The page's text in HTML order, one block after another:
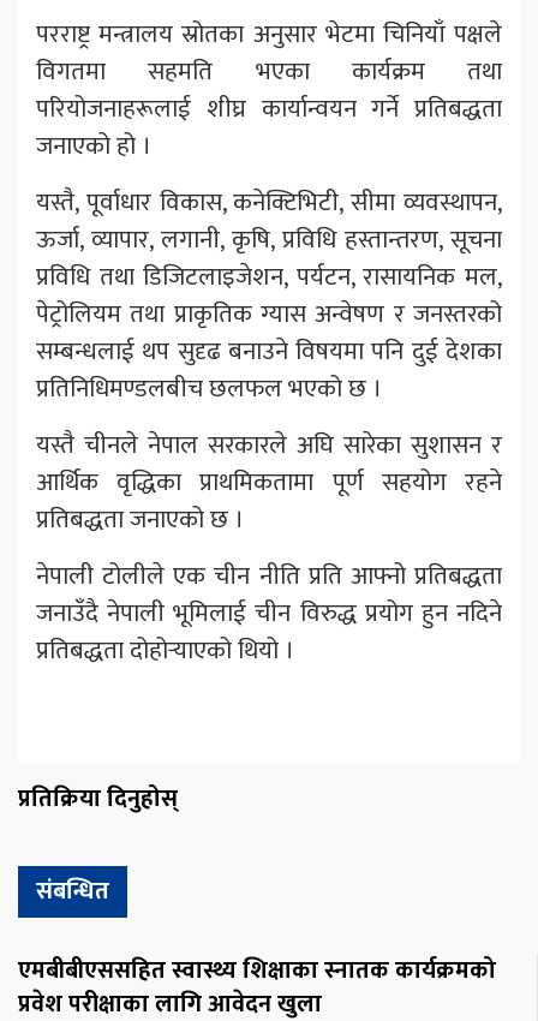
परराष्ट्र मन्त्रालय स्रोतका अनुसार भेटमा चिनियाँ पक्षले
विगतमा सहमति भएका कार्यक्रम तथा
परियोजनाहरूलाई शीघ्र कार्यान्वयन गर्ने प्रतिबद्धता
जनाएको हो ।
यस्तै, पूर्वाधार विकास, कनेक्टिभिटी, सीमा व्यवस्थापन,
ऊर्जा, व्यापार, लगानी, कृषि, प्रविधि हस्तान्तरण, सूचना
प्रविधि तथा डिजिटलाइजेशन, पर्यटन, रासायनिक मल,
पेट्रोलियम तथा प्राकृतिक ग्यास अन्वेषण र जनस्तरको
सम्बन्धलाई थप सुदृढ बनाउने विषयमा पनि दुई देशका
प्रतिनिधिमण्डलबीच छलफल भएको छ ।
यस्तै चीनले नेपाल सरकारले अघि सारेका सुशासन र
आर्थिक वृद्धिका प्राथमिकतामा पूर्ण सहयोग रहने
प्रतिबद्धता जनाएको छ ।
नेपाली टोलीले एक चीन नीति प्रति आफ्नो प्रतिबद्धता
जनाउँदै नेपाली भूमिलाई चीन विरुद्ध प्रयोग हुन नदिने
प्रतिबद्धता दोहोर्‍याएको थियो ।
प्रतिक्रिया दिनुहोस्
संबन्धित
एमबीबीएससहित स्वास्थ्य शिक्षाका स्नातक कार्यक्रमको
प्रवेश परीक्षाका लागि आवेदन खुला